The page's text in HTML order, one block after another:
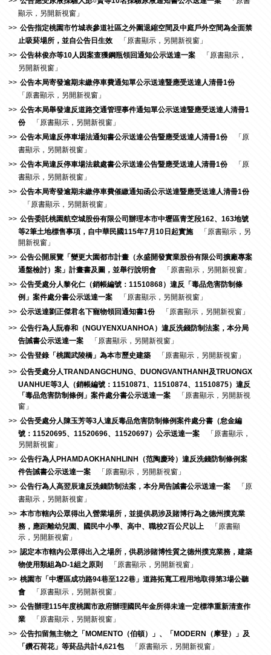
顯示，另開新視窗」
公告指定桃園市竹城表參道社區之外圍退縮空間及中庭戶外空間為全面禁
止吸菸場所，並自公告日生效
「原書顯示，另開新視窗」
公告林俊亦等10人因案查獲鋼瓶領回通知公示送達一案
「原書顯示，
另開新視窗」
公告本局寄發逾期未繳停車費通知單公示送達暨應受送達人清冊1份
「原書顯示，另開新視窗」
公告本局舉發違反道路交通管理事件通知單公示送達暨應受送達人清冊1
份
「原書顯示，另開新視窗」
公告本局違反停車場法通知書公示送達公告暨應受送達人清冊1份
「原
書顯示，另開新視窗」
公告本局違反停車場法裁處書公示送達公告暨應受送達人清冊1份
「原
書顯示，另開新視窗」
公告本局寄發逾期未繳停車費催繳通知函公示送達暨應受送達人清冊1份
「原書顯示，另開新視窗」
公告委託桃園航空城股份有限公司辦理本市中壢區青芝段162、163地號
等2筆土地標售事項，自中華民國115年7月10日起實施
「原書顯示，另
開新視窗」
公告公開展覽「變更大園都市計畫（永盛開發實業股份有限公司擴廠專案
通盤檢討）案」計畫書及圖，並舉行說明會
「原書顯示，另開新視窗」
公告受處分人黎化仁（銷帳編號：11510868）違反「毒品危害防制條
例」案件處分書公示送達一案
「原書顯示，另開新視窗」
公示送達劉正傑君名下寵物領回通知書1份
「原書顯示，另開新視窗」
公告行為人阮春和（NGUYENXUANHOA）違反洗錢防制法案，本分局
告誡書公示送達一案
「原書顯示，另開新視窗」
公告登錄「桃園武陵橋」為本市歷史建築
「原書顯示，另開新視窗」
公告受處分人TRANDANGCHUNG、DUONGVANTHANH及TRUONGX
UANHUE等3人（銷帳編號：11510871、11510874、11510875）違反
「毒品危害防制條例」案件處分書公示送達一案
「原書顯示，另開新視
窗」
公告受處分人陳玉芳等3人違反毒品危害防制條例案件處分書（怠金編
號：11520695、11520696、11520697）公示送達一案
「原書顯示，
另開新視窗」
公告行為人PHAMDAOKHANHLINH（范陶慶玲）違反洗錢防制條例案
件告誡書公示送達一案
「原書顯示，另開新視窗」
公告行為人高翌辰違反洗錢防制法案，本分局告誡書公示送達一案
「原
書顯示，另開新視窗」
本市市轄內公眾得出入營業場所，並提供易涉及賭博行為之德州撲克業
務，應距離幼兒園、國民中小學、高中、職校2百公尺以上
「原書顯
示，另開新視窗」
認定本市轄內公眾得出入之場所，供易涉賭博性質之德州撲克業務，建築
物使用類組為D-1組之原則
「原書顯示，另開新視窗」
桃園市「中壢區成功路94巷至122巷」道路拓寬工程用地取得第3場公聽
會
「原書顯示，另開新視窗」
公告辦理115年度桃園市政府辦理國民年金所得未達一定標準重新清查作
業
「原書顯示，另開新視窗」
公告扣留無主物之「MOMENTO（伯頓）」、「MODERN（摩登）」及
「鑽石荷花」等菸品共計4,621包
「原書顯示，另開新視窗」